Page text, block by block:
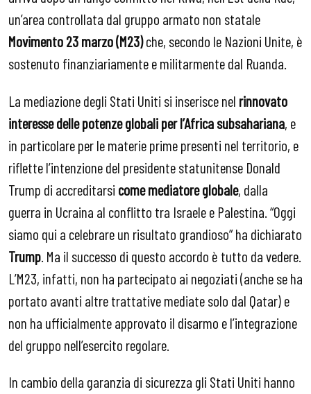
un’area controllata dal gruppo armato non statale
Movimento 23 marzo (M23)che, secondo le Nazioni Unite, è
sostenuto finanziariamente e militarmente dal Ruanda.
La mediazione degli Stati Uniti si inserisce nel rinnovato
interesse delle potenze globali per l’Africa subsahariana, e
in particolare per le materie prime presenti nel territorio, e
riflette l’intenzione del presidente statunitense Donald
Trump di accreditarsi come mediatore globale, dalla
guerra in Ucraina al conflitto tra Israele e Palestina. “Oggi
siamo qui a celebrare un risultato grandioso” ha dichiarato
Trump . Ma il successo di questo accordo è tutto da vedere.
L’M23, infatti, non ha partecipato ai negoziati (anche se ha
portato avanti altre trattative mediate solo dal Qatar) e
non ha ufficialmente approvato il disarmo e l’integrazione
del gruppo nell’esercito regolare.
In cambio della garanzia di sicurezza gli Stati Uniti hanno